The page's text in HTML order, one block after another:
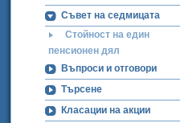
Съвет на седмицата
Стойност на един
пенсионен дял
Въпроси и отговори
Търсене
Класации на акции